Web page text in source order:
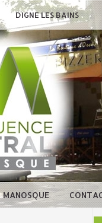
DIGNE LES BAINS
MANOSQUE